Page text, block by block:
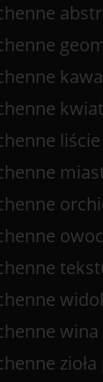
kawa
liście
wina